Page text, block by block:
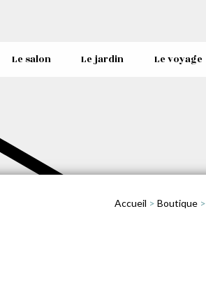
Le salon Le jardin Le voyage
Accueil > Boutique>